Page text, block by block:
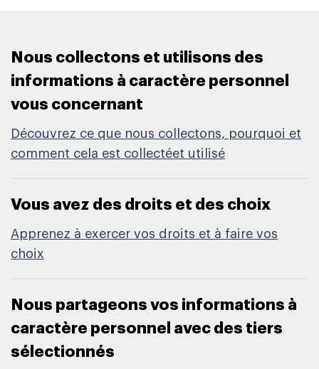
Nous collectons et utilisons des
informations à caractère personnel
vous concernant​
Découvrez ce que nous collectons, pourquoi et
comment cela est collectéet utilisé
Vous avez des droits et des choix​
Apprenez à exercer vos droits et à faire vos
choix
Nous partageons vos informations à
caractère personnel avec des tiers
sélectionnés​